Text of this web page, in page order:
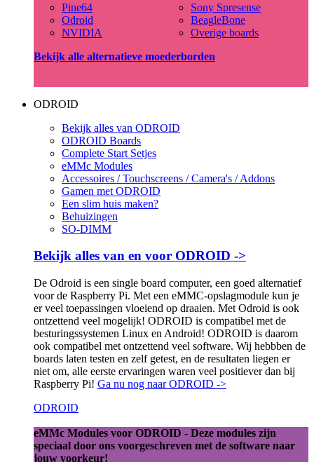
Pine64
Odroid
NVIDIA
Sony Spresense
BeagleBone
Overige boards
Bekijk alle alternatieve moederborden
ODROID
Bekijk alles van ODROID
ODROID Boards
Complete Start Setjes
eMMc Modules
Accessoires / Touchscreens / Camera's / Addons
Gamen met ODROID
Een slim huis maken?
Behuizingen
SO-DIMM
Bekijk alles van en voor ODROID ->
De Odroid is een single board computer, een goed alternatief
voor de Raspberry Pi. Met een eMMC-opslagmodule kun je
er veel toepassingen vloeiend op draaien. Met Odroid is ook
ontzettend veel mogelijk! ODROID is compatibel met de
besturingssystemen Linux en Android! ODROID is daarom
ook compatibel met ontzettend veel software. Wij hebbben de
boards laten testen en zelf getest, en de resultaten liegen er
niet om, alle eerste ervaringen waren veel positiever dan bij
Raspberry Pi! Ga nu nog naar ODROID ->
ODROID
eMMc Modules voor ODROID - Deze modules zijn
speciaal door ons voorgeschreven met de software naar
jouw voorkeur!